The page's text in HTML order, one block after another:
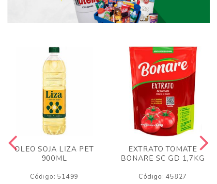
OLEO SOJA LIZA PET
900ML
Código: 51499
EXTRATO TOMATE
BONARE SC GD 1,7KG
Código: 45827